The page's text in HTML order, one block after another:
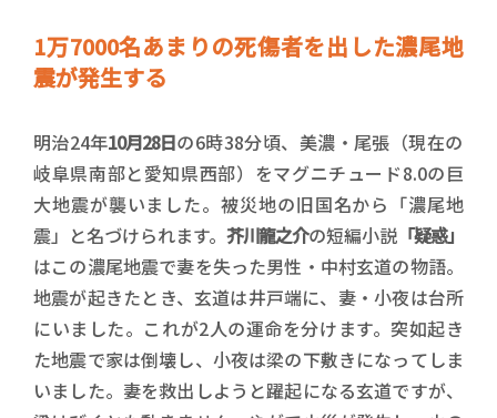
1万7000名あまりの死傷者を出した濃尾地
震が発生する
明治24年10月28日の6時38分頃、美濃・尾張（現在の
岐阜県南部と愛知県西部）をマグニチュード8.0の巨
大地震が襲いました。被災地の旧国名から「濃尾地
震」と名づけられます。 芥川龍之介の短編小説「疑惑」
はこの濃尾地震で妻を失った男性・中村玄道の物語。
地震が起きたとき、玄道は井戸端に、妻・小夜は台所
にいました。これが2人の運命を分けます。突如起き
た地震で家は倒壊し、小夜は梁の下敷きになってしま
いました。妻を救出しようと躍起になる玄道ですが、